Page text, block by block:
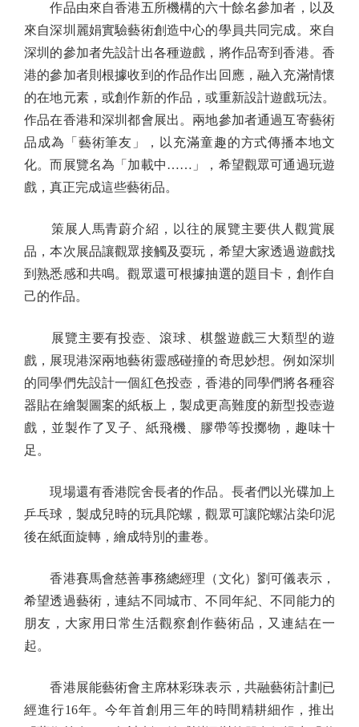
作品由來自香港五所機構的六十餘名參加者，以及
來自深圳麗娟實驗藝術創造中心的學員共同完成。來自
深圳的參加者先設計出各種遊戲，將作品寄到香港。香
港的參加者則根據收到的作品作出回應，融入充滿情懷
的在地元素，或創作新的作品，或重新設計遊戲玩法。
作品在香港和深圳都會展出。兩地參加者通過互寄藝術
品成為「藝術筆友」，以充滿童趣的方式傳播本地文
化。而展覽名為「加載中……」，希望觀眾可通過玩遊
戲，真正完成這些藝術品。
策展人馬青蔚介紹，以往的展覽主要供人觀賞展
品，本次展品讓觀眾接觸及耍玩，希望大家透過遊戲找
到熟悉感和共鳴。觀眾還可根據抽選的題目卡，創作自
己的作品。
展覽主要有投壺、滾球、棋盤遊戲三大類型的遊
戲，展現港深兩地藝術靈感碰撞的奇思妙想。例如深圳
的同學們先設計一個紅色投壺，香港的同學們將各種容
器貼在繪製圖案的紙板上，製成更高難度的新型投壺遊
戲，並製作了叉子、紙飛機、膠帶等投擲物，趣味十
足。
現場還有香港院舍長者的作品。長者們以光碟加上
乒乓球，製成兒時的玩具陀螺，觀眾可讓陀螺沾染印泥
後在紙面旋轉，繪成特別的畫卷。
香港賽馬會慈善事務總經理（文化）劉可儀表示，
希望透過藝術，連結不同城市、不同年紀、不同能力的
朋友，大家用日常生活觀察創作藝術品，又連結在一
起。
香港展能藝術會主席林彩珠表示，共融藝術計劃已
經進行16年。今年首創用三年的時間精耕細作，推出